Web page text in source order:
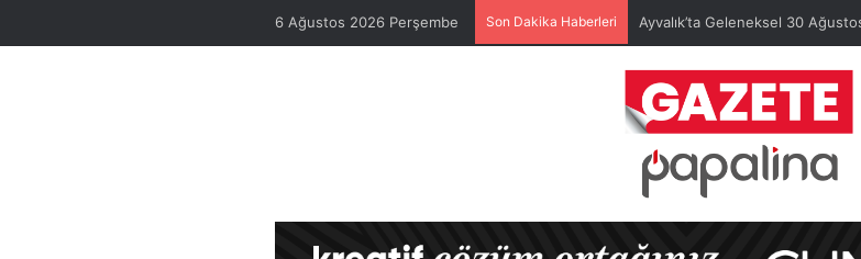
6 Ağustos 2026 Perşembe Son Dakika Haberleri